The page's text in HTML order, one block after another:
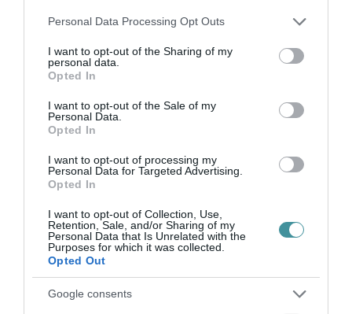
Please note that this website/app uses one or more Google
not limited to your visit or usage behaviour. You may click to
grant or deny consent to Google and its third-party tags to
use your data for below specified purposes in below Google
consent section.
Personal Data Processing Opt Outs
I want to opt-out of the Sharing of my
personal data.
Opted In
I want to opt-out of the Sale of my
Personal Data.
Opted In
I want to opt-out of processing my
Personal Data for Targeted Advertising.
Opted In
I want to opt-out of Collection, Use,
Retention, Sale, and/or Sharing of my
Personal Data that Is Unrelated with the
Purposes for which it was collected.
Opted Out
Google consents
Legfrissebb híreink
FORRADALMI ÚJÍTÁSOK A JÖVŐ
ELEKTROMOS ROLLERREL SZENVEDETT